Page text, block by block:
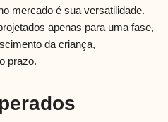
mercado é sua versatilidade.
apenas para uma fase,
da criança,
prazo.